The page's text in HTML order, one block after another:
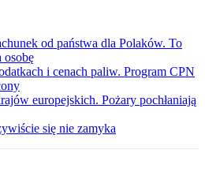
od państwa dla Polaków. To
osobę
i cenach paliw. Program CPN
europejskich. Pożary pochłaniają
się nie zamyka